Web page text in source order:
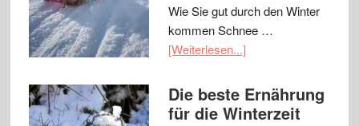
Wie Sie gut durch den Winter
kommen Schnee …
[Weiterlesen...]
Die beste Ernährung
für die Winterzeit